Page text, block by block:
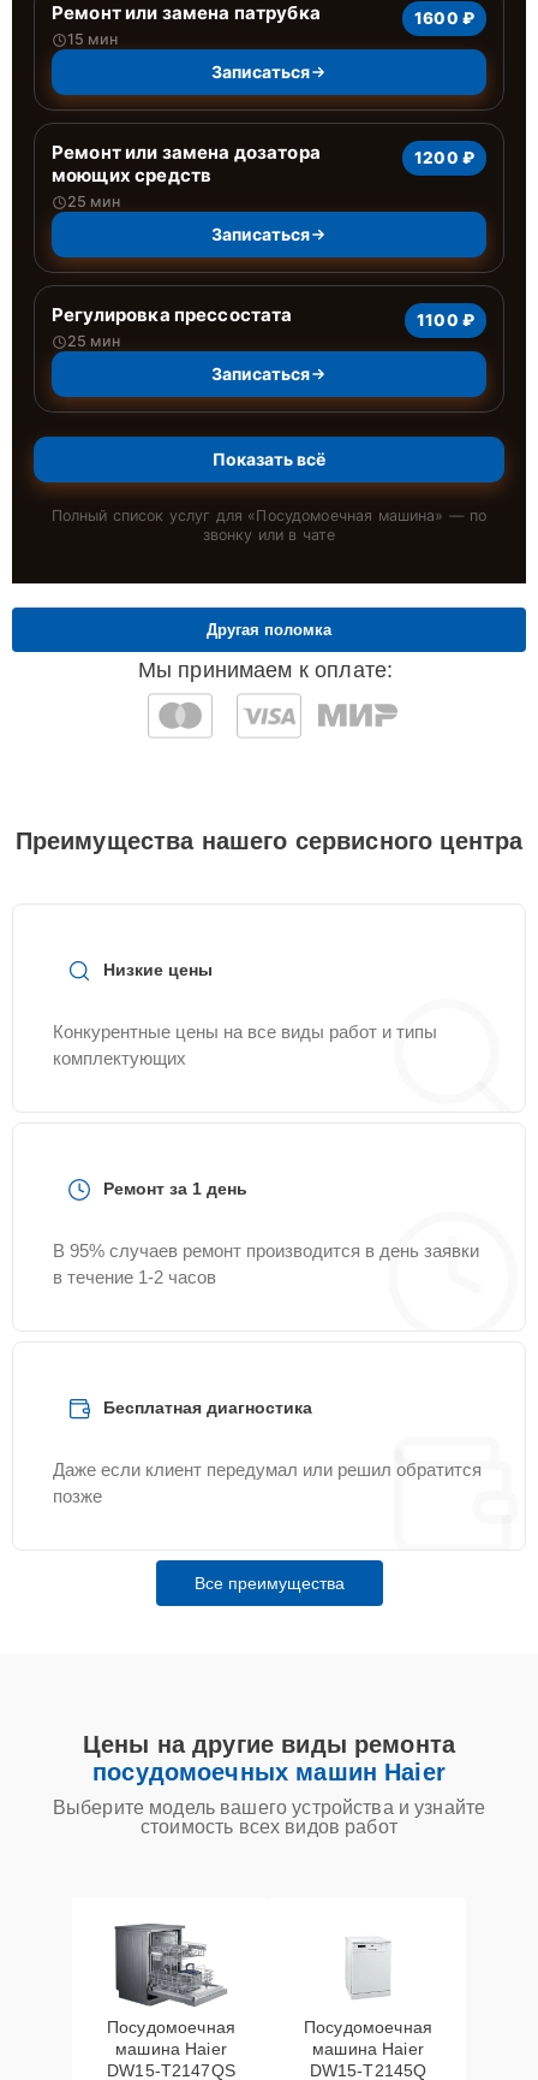
Ремонт или замена патрубка
15 мин
1600 ₽
Записаться
Ремонт или замена дозатора
моющих средств
25 мин
1200 ₽
Записаться
Регулировка прессостата
25 мин
1100 ₽
Записаться
Показать всё
Полный список услуг для «Посудомоечная машина» — по
звонку или в чате
Мы принимаем к оплате:
Другая поломка
Преимущества нашего сервисного центра
Низкие цены
Конкурентные цены на все виды работ и типы
комплектующих
Ремонт за 1 день
В 95% случаев ремонт производится в день заявки
в течение 1-2 часов
Бесплатная диагностика
Даже если клиент передумал или решил обратится
позже
Все преимущества
Цены на другие виды ремонта
посудомоечных машин Haier
Выберите модель вашего устройства и узнайте
стоимость всех видов работ
Посудомоечная
машина Haier
DW15-T2147QS
Посудомоечная
машина Haier
DW15-T2145Q